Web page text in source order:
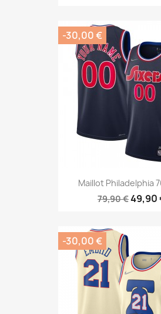
Maillot Philadelphia
79,90 €49,90
-30,00 €
-30,00 €